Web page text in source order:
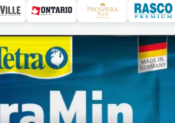
рыбок Сухой корм Полноценный корм Tetra